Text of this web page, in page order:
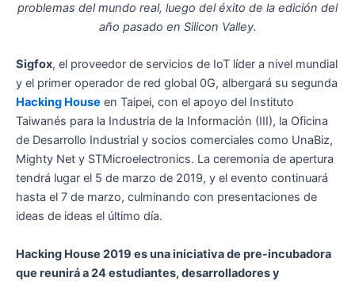
problemas del mundo real, luego del éxito de la edición del
año pasado en Silicon Valley.
Sigfox, el proveedor de servicios de IoT líder a nivel mundial
y el primer operador de red global 0G, albergará su segunda
Hacking House en Taipei, con el apoyo del Instituto
Taiwanés para la Industria de la Información (III), la Oficina
de Desarrollo Industrial y socios comerciales como UnaBiz,
Mighty Net y STMicroelectronics. La ceremonia de apertura
tendrá lugar el 5 de marzo de 2019, y el evento continuará
hasta el 7 de marzo, culminando con presentaciones de
ideas de ideas el último día.
Hacking House 2019 es una iniciativa de pre-incubadora
que reunirá a 24 estudiantes, desarrolladores y